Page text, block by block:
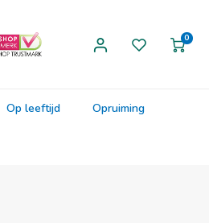
0
Op leeftijd Opruiming